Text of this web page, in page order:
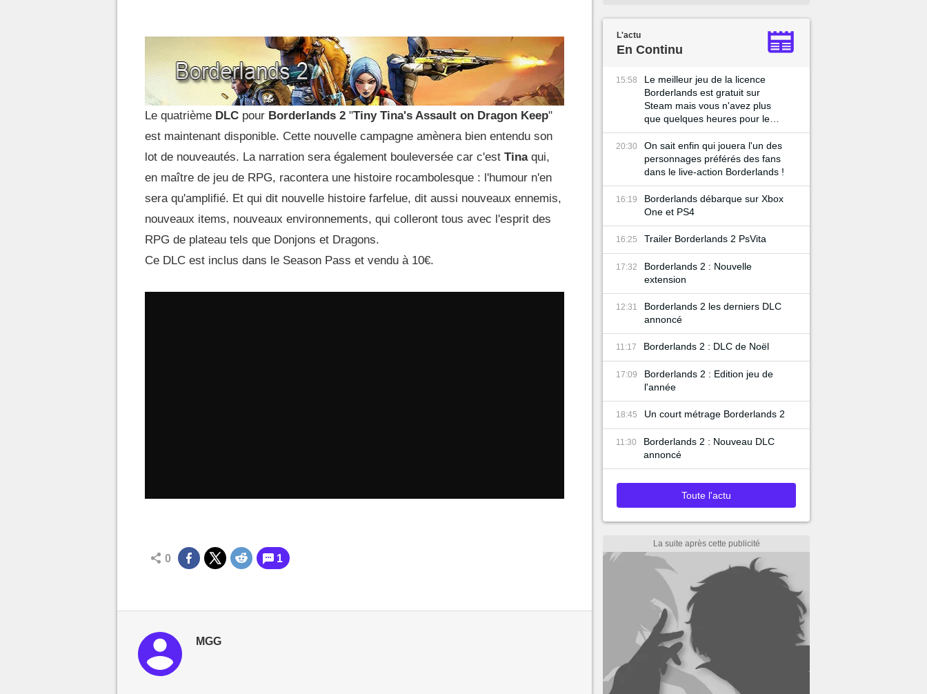
Le quatrième DLC pour Borderlands 2 "Tiny Tina's Assault on Dragon Keep"
est maintenant disponible. Cette nouvelle campagne amènera bien entendu son
lot de nouveautés. La narration sera également bouleversée car c'est Tinaqui,
en maître de jeu de RPG, racontera une histoire rocambolesque : l'humour n'en
sera qu'amplifié. Et qui dit nouvelle histoire farfelue, dit aussi nouveaux ennemis,
nouveaux items, nouveaux environnements, qui colleront tous avec l'esprit des
RPG de plateau tels que Donjons et Dragons.
Ce DLC est inclus dans le Season Pass et vendu à 10€.
0 1
MGG
L'actu
En Continu
15:58
Le meilleur jeu de la licence
Borderlands est gratuit sur
Steam mais vous n'avez plus
que quelques heures pour le
récupérer !
20:30
On sait enfin qui jouera l'un des
personnages préférés des fans
dans le live-action Borderlands !
16:19
Borderlands débarque sur Xbox
One et PS4
16:25 Trailer Borderlands 2 PsVita
17:32
Borderlands 2 : Nouvelle
extension
12:31
Borderlands 2 les derniers DLC
annoncé
11:17 Borderlands 2 : DLC de Noël
17:09
Borderlands 2 : Edition jeu de
l'année
18:45 Un court métrage Borderlands 2
11:30
Borderlands 2 : Nouveau DLC
annoncé
Toute l'actu